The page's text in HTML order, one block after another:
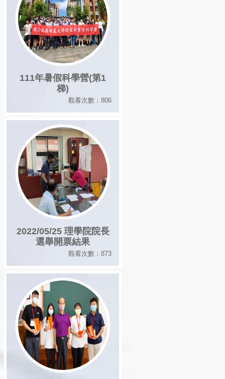
111年暑假科學營(第1
梯)
觀看次數：806
2022/05/25 理學院院長
選舉開票結果
觀看次數：873